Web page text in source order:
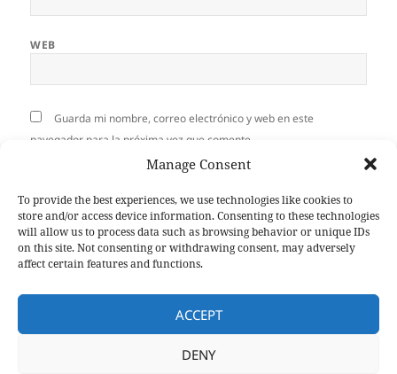
Manage Consent
To provide the best experiences, we use technologies like cookies to
store and/or access device information. Consenting to these technologies
will allow us to process data such as browsing behavior or unique IDs
on this site. Not consenting or withdrawing consent, may adversely
affect certain features and functions.
ACCEPT
DENY
WEB
Guarda mi nombre, correo electrónico y web en este
navegador para la próxima vez que comente.
Navegación
ANTERIOR
anterior:
Tipos de guión de videoclip